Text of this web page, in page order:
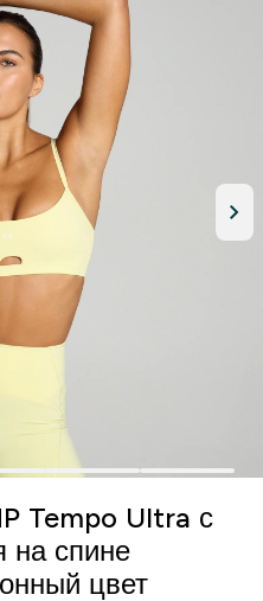
Tempo Ultra с
на спине
цвет